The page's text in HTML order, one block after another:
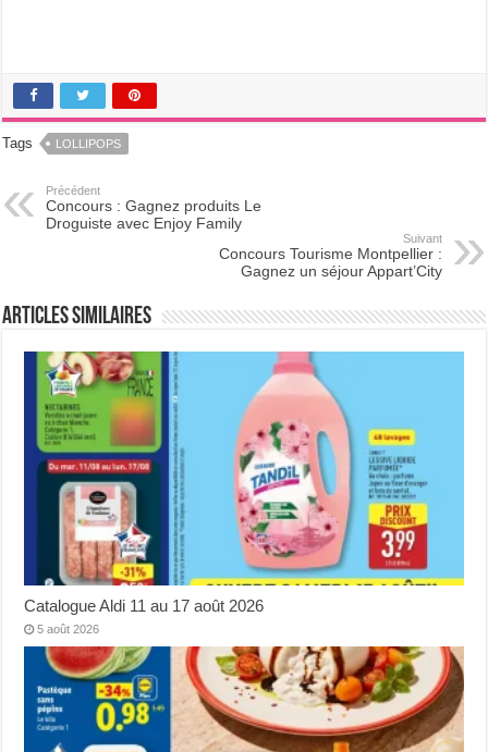
Tags LOLLIPOPS
Précédent
Concours : Gagnez produits Le
Droguiste avec Enjoy Family
Suivant
Concours Tourisme Montpellier :
Gagnez un séjour Appart’City
Articles Similaires
Catalogue Aldi 11 au 17 août 2026
5 août 2026